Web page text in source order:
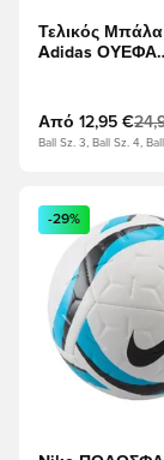
Τελικός Μπάλα
Adidas ΟΥΕΦΑ
Από 12,95 €
Ball Sz. 3, Ball Sz. 4,
Ανοίγει ένα
-29%